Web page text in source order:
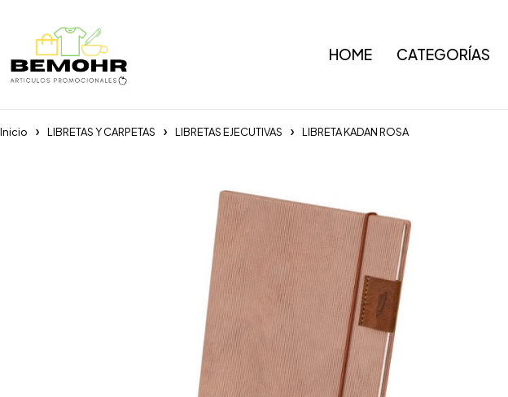
HOME CATEGORÍAS
Inicio LIBRETAS Y CARPETAS LIBRETAS EJECUTIVAS LIBRETA KADAN ROSA